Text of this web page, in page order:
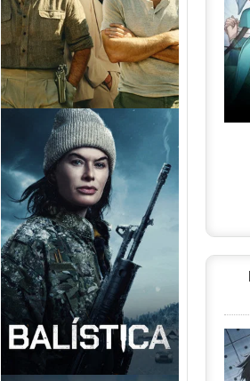
Balística Torrent (2025) WEB-
DL 1080p Dual Áudio